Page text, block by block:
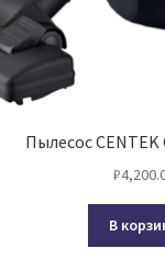
Пылесос CENTEK
₽
В